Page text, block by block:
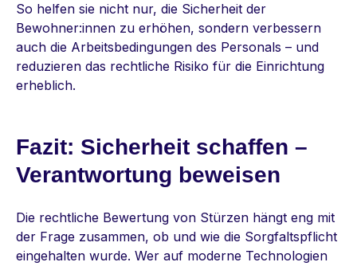
So helfen sie nicht nur, die Sicherheit der
Bewohner:innen zu erhöhen, sondern verbessern
auch die Arbeitsbedingungen des Personals – und
reduzieren das rechtliche Risiko für die Einrichtung
erheblich.
Fazit: Sicherheit schaffen –
Verantwortung beweisen
Die rechtliche Bewertung von Stürzen hängt eng mit
der Frage zusammen, ob und wie die Sorgfaltspflicht
eingehalten wurde. Wer auf moderne Technologien